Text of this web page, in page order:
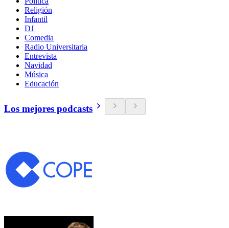
Religión
Infantil
DJ
Comedia
Radio Universitaria
Entrevista
Navidad
Música
Educación
Los mejores podcasts